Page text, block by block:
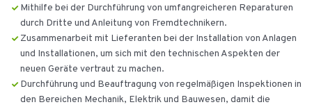
Mithilfe bei der Durchführung von umfangreicheren Reparaturen
durch Dritte und Anleitung von Fremdtechnikern.
Zusammenarbeit mit Lieferanten bei der Installation von Anlagen
und Installationen, um sich mit den technischen Aspekten der
neuen Geräte vertraut zu machen.
Durchführung und Beauftragung von regelmäßigen Inspektionen in
den Bereichen Mechanik, Elektrik und Bauwesen, damit die